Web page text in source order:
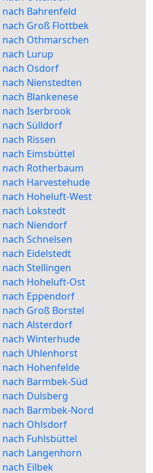
Bahrenfeld
Groß Flottbek
Othmarschen
Lurup
nach Osdorf
Nienstedten
Blankenese
nach Iserbrook
Sülldorf
Rissen
Eimsbüttel
Rotherbaum
Harvestehude
Hoheluft-West
Lokstedt
nach Niendorf
Schnelsen
Eidelstedt
Stellingen
Hoheluft-Ost
Eppendorf
Groß Borstel
nach Alsterdorf
Winterhude
Uhlenhorst
Hohenfelde
Barmbek-Süd
Dulsberg
Barmbek-Nord
nach Ohlsdorf
Fuhlsbüttel
Langenhorn
Eilbek